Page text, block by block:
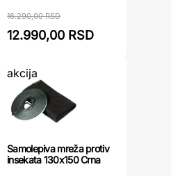
16.290,00 RSD
12.990,00 RSD
akcija
Samolepiva mreža protiv
insekata 130x150 Crna